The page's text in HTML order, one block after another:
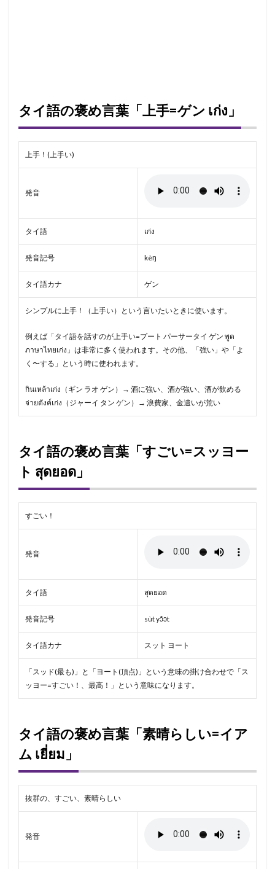
タイ語の褒め言葉「上手=ゲン เก่ง」
上手！(上手い)
発音
タイ語 เก่ง
発音記号 kèŋ
タイ語カナ ゲン
シンプルに上手！（上手い）という言いたいときに使います。
例えば「タイ語を話すのが上手い=プート パーサータイ ゲン พูด
ภาษาไทยเก่ง」は非常に多く使われます。その他、「強い」や「よ
く〜する」という時に使われます。
กินเหล้าเก่ง（ギン ラオ ゲン）→ 酒に強い、酒が強い、酒が飲める
จ่ายตังค์เก่ง（ジャーイ タン ゲン）→ 浪費家、金遣いが荒い
タイ語の褒め言葉「すごい=スッヨー
ト สุดยอด」
すごい！
発音
タイ語 สุดยอด
発音記号 sùt yɔ̂ɔt
タイ語カナ スット ヨート
「スッド(最も)」と「ヨート(頂点)」という意味の掛け合わせで「ス
ッヨー=すごい！、最高！」という意味になります。
タイ語の褒め言葉「素晴らしい=イア
ム เยี่ยม」
抜群の、すごい、素晴らしい
発音